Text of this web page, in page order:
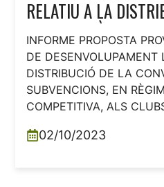
RELATIU A LA
CONVOCATÒRIA DE
RÈGIM DE
COMPETITIVA, ALS
ESPORTIVES
INFORME PROPOSTA
DE
DISTRIBUCIÓ DE LA
SUBVENCIONS, EN
COMPETITIVA, ALS
02/10/2023